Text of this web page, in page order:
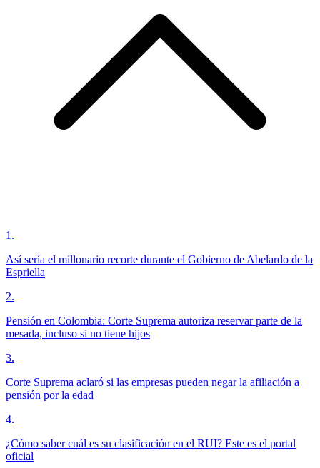
1 .
Así sería el millonario recorte durante el Gobierno de Abelardo de la
Espriella
2.
Pensión en Colombia: Corte Suprema autoriza reservar parte de la
mesada, incluso si no tiene hijos
3.
Corte Suprema aclaró si las empresas pueden negar la afiliación a
pensión por la edad
4.
¿Cómo saber cuál es su clasificación en el RUI? Este es el portal
oficial